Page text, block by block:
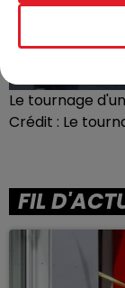
Le tournage
Crédit : Le
FIL